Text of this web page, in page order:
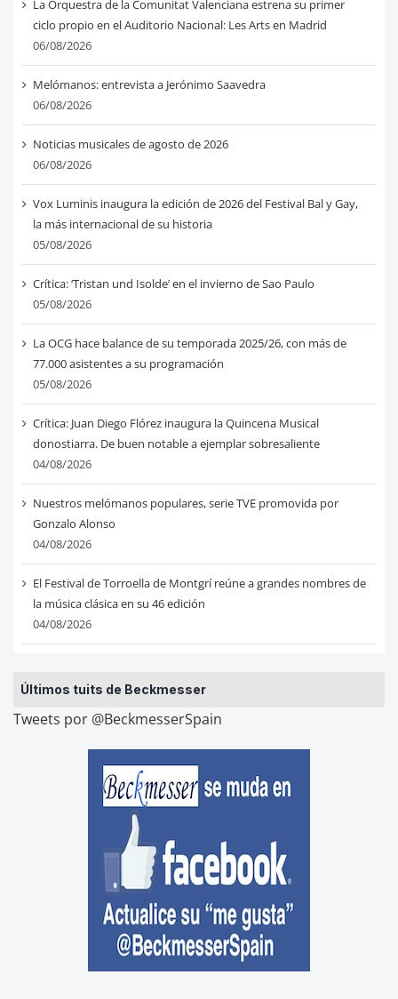
La Orquestra de la Comunitat Valenciana estrena su primer
ciclo propio en el Auditorio Nacional: Les Arts en Madrid
06/08/2026
Melómanos: entrevista a Jerónimo Saavedra
06/08/2026
Noticias musicales de agosto de 2026
06/08/2026
Vox Luminis inaugura la edición de 2026 del Festival Bal y Gay,
la más internacional de su historia
05/08/2026
Crítica: ‘Tristan und Isolde’ en el invierno de Sao Paulo
05/08/2026
La OCG hace balance de su temporada 2025/26, con más de
77.000 asistentes a su programación
05/08/2026
Crítica: Juan Diego Flórez inaugura la Quincena Musical
donostiarra. De buen notable a ejemplar sobresaliente
04/08/2026
Nuestros melómanos populares, serie TVE promovida por
Gonzalo Alonso
04/08/2026
El Festival de Torroella de Montgrí reúne a grandes nombres de
la música clásica en su 46 edición
04/08/2026
Últimos tuits de Beckmesser
Tweets por @BeckmesserSpain